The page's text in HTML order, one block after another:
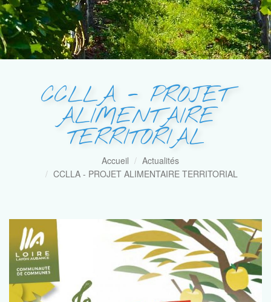
CCLLA - PROJET
ALIMENTAIRE
TERRITORIAL
Accueil
Actualités
CCLLA - PROJET ALIMENTAIRE TERRITORIAL